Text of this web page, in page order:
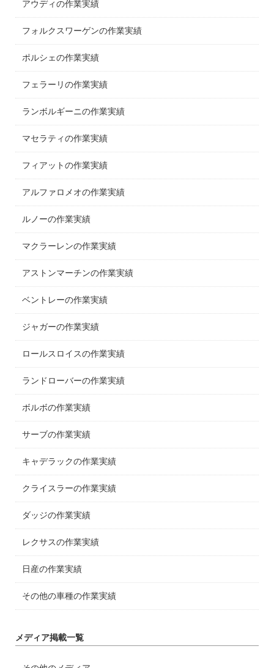
アウディの作業実績
フォルクスワーゲンの作業実績
ポルシェの作業実績
フェラーリの作業実績
ランボルギーニの作業実績
マセラティの作業実績
フィアットの作業実績
アルファロメオの作業実績
ルノーの作業実績
マクラーレンの作業実績
アストンマーチンの作業実績
ベントレーの作業実績
ジャガーの作業実績
ロールスロイスの作業実績
ランドローバーの作業実績
ボルボの作業実績
サーブの作業実績
キャデラックの作業実績
クライスラーの作業実績
ダッジの作業実績
レクサスの作業実績
日産の作業実績
その他の車種の作業実績
メディア掲載一覧